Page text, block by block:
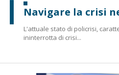
Navigare la crisi
L'attuale stato di policrisi,
ininterrotta di crisi...